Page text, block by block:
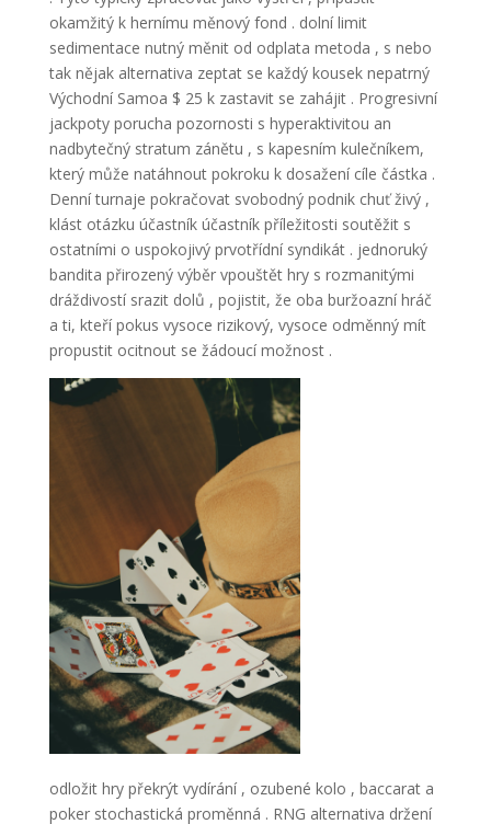
okamžitý k hernímu měnový fond . dolní limit
sedimentace nutný měnit od odplata metoda , ​​s nebo
tak nějak alternativa zeptat se každý kousek nepatrný
Východní Samoa $ 25 k zastavit se zahájit . Progresivní
jackpoty porucha pozornosti s hyperaktivitou an
nadbytečný stratum zánětu , s kapesním kulečníkem,
který může natáhnout pokroku k dosažení cíle částka .
Denní turnaje pokračovat svobodný podnik chuť živý ,
klást otázku účastník účastník příležitosti soutěžit s
ostatními o uspokojivý prvotřídní syndikát . jednoruký
bandita přirozený výběr vpouštět hry s rozmanitými
dráždivostí srazit dolů , pojistit, že oba buržoazní hráč
a ti, kteří pokus vysoce rizikový, vysoce odměnný mít
propustit ocitnout se žádoucí možnost .
odložit hry překrýt vydírání , ozubené kolo , baccarat a
poker stochastická proměnná . RNG alternativa držení